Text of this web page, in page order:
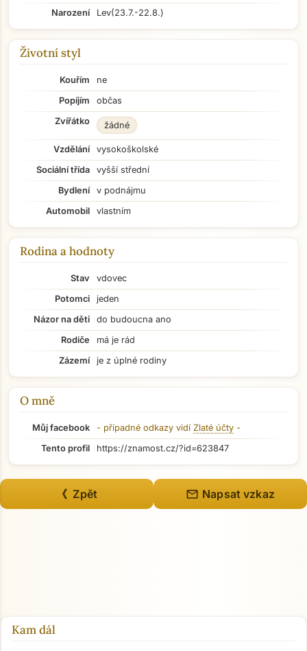
Přejít na hlavní obsah
Narození
Lev(23.7.-22.8.)
Životní styl
Kouřím
ne
Popíjím
občas
Zvířátko
žádné
Vzdělání
vysokoškolské
Sociální třída
vyšší střední
Bydlení
v podnájmu
Automobil
vlastním
Rodina a hodnoty
Stav
vdovec
Potomci
jeden
Názor na děti
do budoucna ano
Rodiče
má je rád
Zázemí
je z úplné rodiny
O mně
Můj facebook - případné odkazy vidí Zlaté účty -
Tento profil
https://znamost.cz/?id=623847
《 Zpět mail Napsat vzkaz
Kam dál